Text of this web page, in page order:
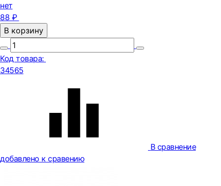
нет
88 ₽
В корзину
Код товара:
34565
В сравнение
добавлено к сравению